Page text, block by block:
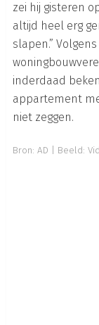
zei hij gisteren
altijd heel erg
slapen.”
inderdaad
appartement
niet zeggen.
Bron: AD | Beeld: